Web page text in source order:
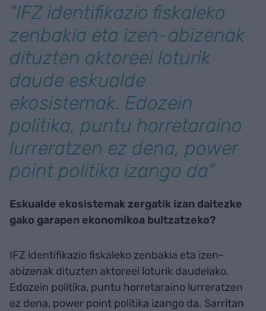
"IFZ identifikazio fiskaleko
zenbakia eta izen-abizenak
dituzten aktoreei loturik
daude eskualde
ekosistemak. Edozein
politika, puntu horretaraino
lurreratzen ez dena, power
point politika izango da"
Eskualde ekosistemak zergatik izan daitezke
gako garapen ekonomikoa bultzatzeko?
IFZ identifikazio fiskaleko zenbakia eta izen-
abizenak dituzten aktoreei loturik daudelako.
Edozein politika, puntu horretaraino lurreratzen
ez dena, power point politika izango da. Sarritan